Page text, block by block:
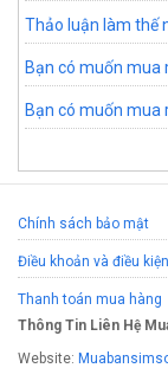
Thảo luận làm thế
Bạn có muốn mua
Bạn có muốn mua
Chính sách bảo mật
Điều khoản và điều kiện
Thanh toán mua hàng
Thông Tin Liên Hệ
Website: